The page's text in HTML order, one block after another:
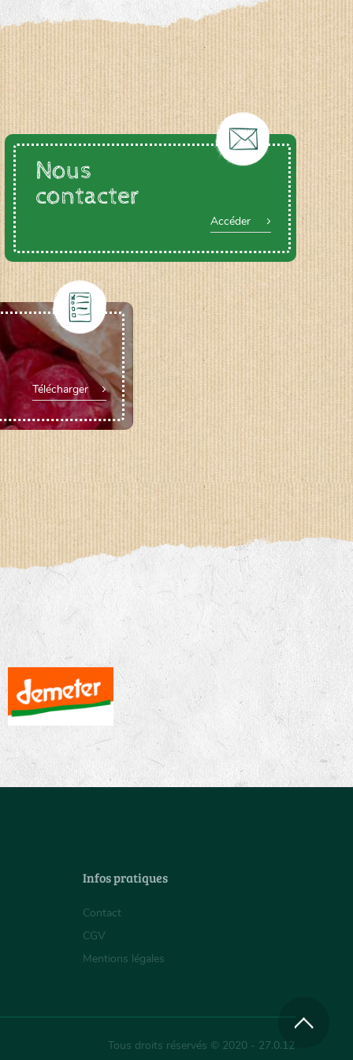
Nous
contacter
Accéder
Télécharger
Infos pratiques
Contact
CGV
Mentions légales
Tous droits réservés © 2020 - 27.0.12